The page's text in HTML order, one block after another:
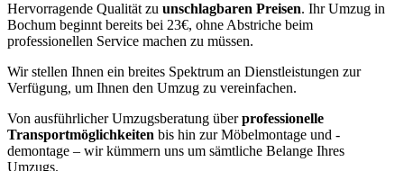
Hervorragende Qualität zu unschlagbaren Preisen. Ihr Umzug in
Bochum beginnt bereits bei 23€, ohne Abstriche beim
professionellen Service machen zu müssen.
Wir stellen Ihnen ein breites Spektrum an Dienstleistungen zur
Verfügung, um Ihnen den Umzug zu vereinfachen.
Von ausführlicher Umzugsberatung überprofessionelle
Transportmöglichkeiten bis hin zur Möbelmontage und -
demontage – wir kümmern uns um sämtliche Belange Ihres
Umzugs.